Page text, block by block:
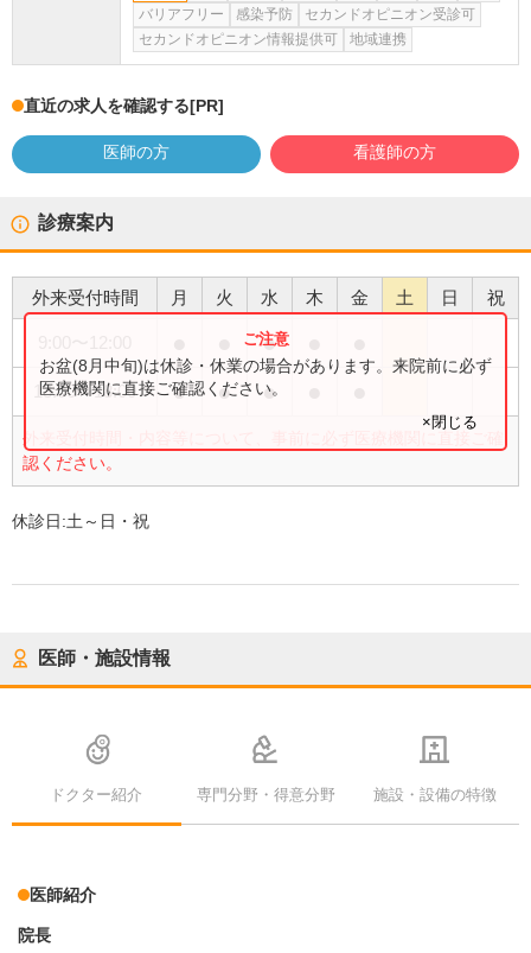
バリアフリー
感染予防
セカンドオピニオン受診可
セカンドオピニオン情報提供可
地域連携
直近の求人を確認する[PR]
医師の方 看護師の方
診療案内
外来受付時間 月 火 水 木 金 土 日 祝
●
13:00〜18:00 ● ● ●
外来受付時間・内容等について、事前に必ず医療機関に直接ご確
認ください。
お盆(8月中旬)は休診・休業の場合があります。来院前に必ず
医療機関に直接ご確認ください。
×閉じる
休診日:土～日・祝
医師・施設情報
ドクター紹介 専門分野・得意分野 施設・設備の特徴
医師紹介
院長